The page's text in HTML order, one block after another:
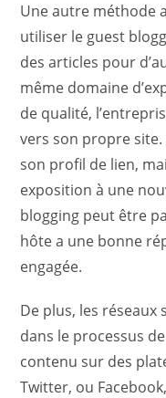
Une autre méthode
utiliser le guest
des articles pour
même domaine
de qualité,
vers son propre
son profil de lien,
exposition à une
blogging peut être
hôte a une bonne
engagée.
De plus, les
dans le processus
contenu sur des
Twitter, ou